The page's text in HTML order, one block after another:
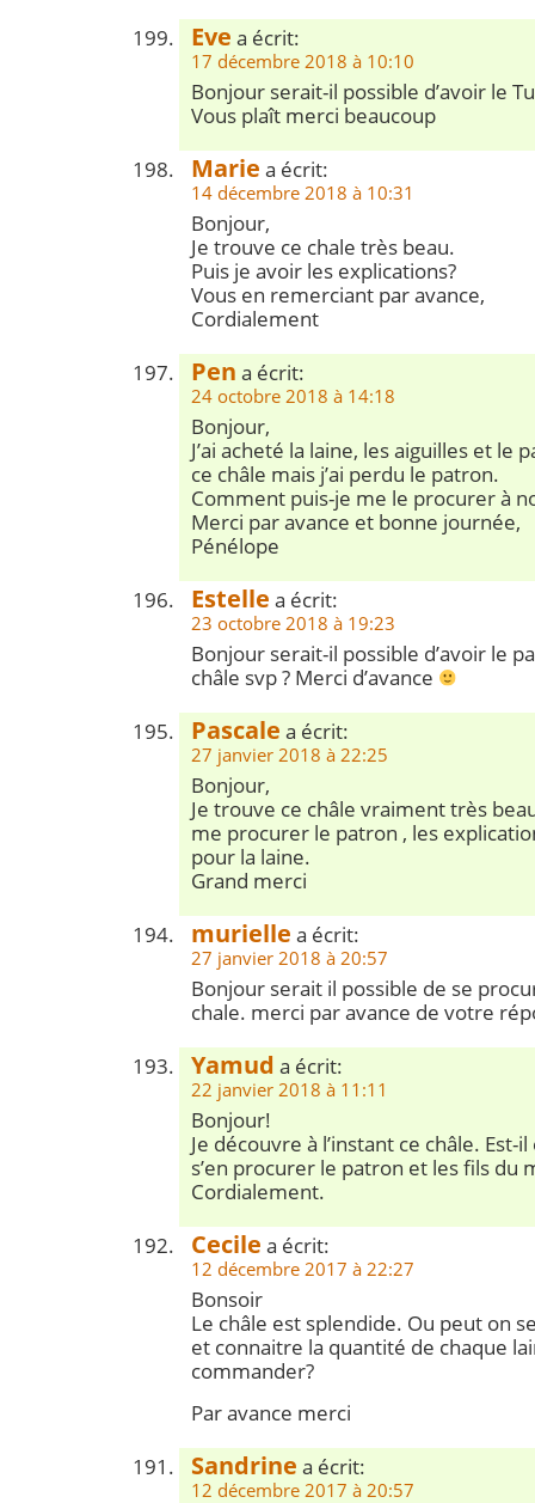
Eve a écrit:
17 décembre 2018 à 10:10
Bonjour serait-il possible d’avoir le
Vous plaît merci beaucoup
Marie a écrit:
14 décembre 2018 à 10:31
Bonjour,
Je trouve ce chale très beau.
Puis je avoir les explications?
Vous en remerciant par avance,
Cordialement
Pen a écrit:
24 octobre 2018 à 14:18
Bonjour,
J’ai acheté la laine, les aiguilles et le
ce châle mais j’ai perdu le patron.
Comment puis-je me le procurer à
Merci par avance et bonne journée,
Pénélope
Estelle a écrit:
23 octobre 2018 à 19:23
Bonjour serait-il possible d’avoir le
châle svp ? Merci d’avance
Pascale a écrit:
27 janvier 2018 à 22:25
Bonjour,
Je trouve ce châle vraiment très
me procurer le patron , les
pour la laine.
Grand merci
murielle a écrit:
27 janvier 2018 à 20:57
Bonjour serait il possible de se
chale. merci par avance de votre
Yamud a écrit:
22 janvier 2018 à 11:11
Bonjour!
Je découvre à l’instant ce châle. Est-
s’en procurer le patron et les fils du
Cordialement.
Cecile a écrit:
12 décembre 2017 à 22:27
Bonsoir
Le châle est splendide. Ou peut on
et connaitre la quantité de chaque
commander?
Par avance merci
Sandrine a écrit:
12 décembre 2017 à 20:57